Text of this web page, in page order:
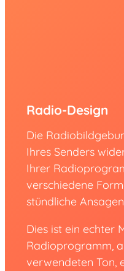
Radio-Design
Die
Ihres Senders
Ihrer
verschiedene
stündliche
Dies ist ein echter
Radioprogramm,
verwendeten Ton,